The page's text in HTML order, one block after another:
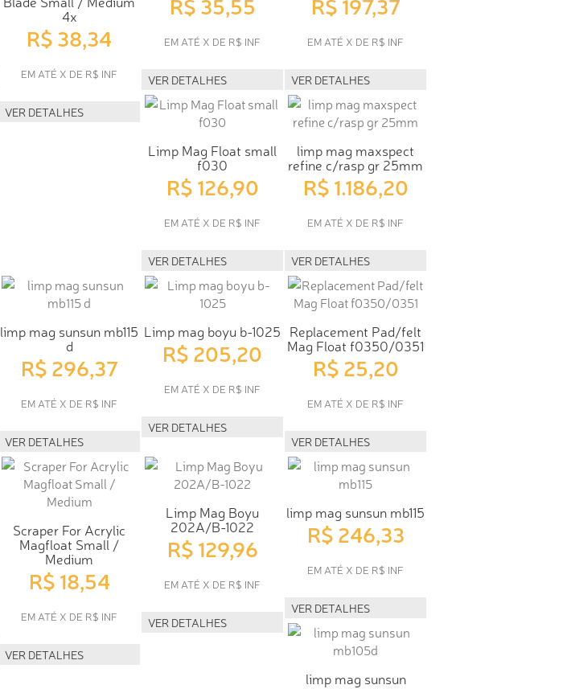
4x
R$ 38,34
EM ATÉ X DE R$ INF
VER DETALHES
EM ATÉ X DE R$ INF
VER DETALHES
EM ATÉ X DE R$ INF
VER DETALHES
Limp Mag Float small
f030
R$ 126,90
EM ATÉ X DE R$ INF
VER DETALHES
limp mag maxspect
refine c/rasp gr 25mm
R$ 1.186,20
EM ATÉ X DE R$ INF
VER DETALHES
limp mag sunsun mb115
d
R$ 296,37
EM ATÉ X DE R$ INF
VER DETALHES
Limp mag boyu b-1025
R$ 205,20
EM ATÉ X DE R$ INF
VER DETALHES
Replacement Pad/felt
Mag Float f0350/0351
R$ 25,20
EM ATÉ X DE R$ INF
VER DETALHES
Scraper For Acrylic
Magfloat Small /
Medium
R$ 18,54
EM ATÉ X DE R$ INF
VER DETALHES
Limp Mag Boyu
202A/B-1022
R$ 129,96
EM ATÉ X DE R$ INF
VER DETALHES
limp mag sunsun mb115
R$ 246,33
EM ATÉ X DE R$ INF
VER DETALHES
limp mag sunsun